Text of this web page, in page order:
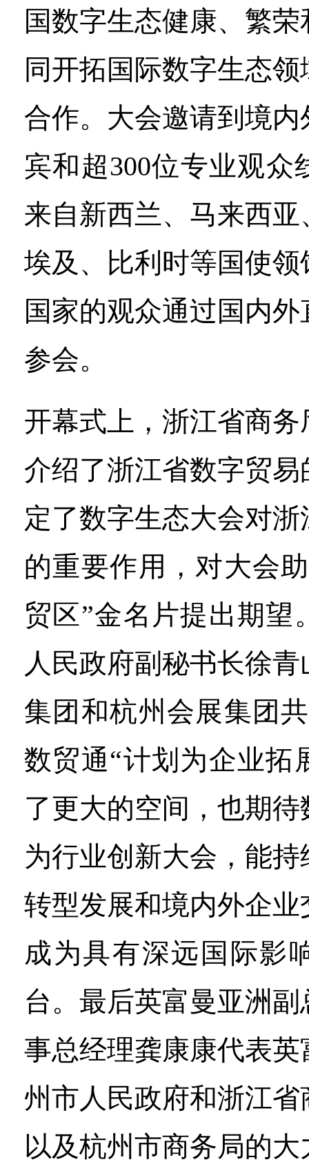
国数字生态健康、繁
同开拓国际数字生态
合作。大会邀请到境内
宾和超300位专业观众
来自新西兰、马来西
埃及、比利时等国使领
国家的观众通过国内
参会。
开幕式上，浙江省商
介绍了浙江省数字贸
定了数字生态大会对
的重要作用，对大会
贸区”金名片提出期望
人民政府副秘书长徐
集团和杭州会展集团
数贸通“计划为企业拓
了更大的空间，也期
为行业创新大会，能
转型发展和境内外企
成为具有深远国际影
台。最后英富曼亚洲
事总经理龚康康代表
州市人民政府和浙江
以及杭州市商务局的